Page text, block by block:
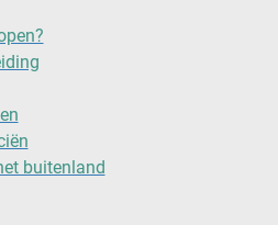
buitenland